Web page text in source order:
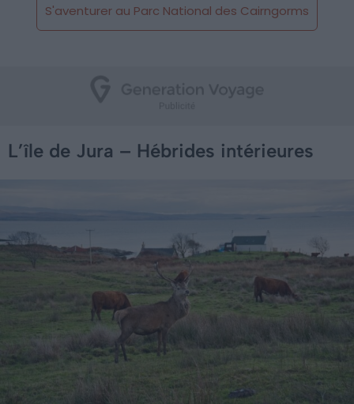
S'aventurer au Parc National des Cairngorms
L’île de Jura – Hébrides intérieures